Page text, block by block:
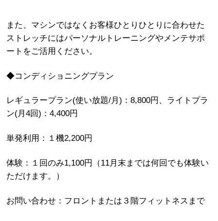
また、マシンではなくお客様ひとりひとりに合わせた
ストレッチにはパーソナルトレーニングやメンテサポ
ートをご活用ください。
◆コンディショニングプラン
レギュラープラン(使い放題/月)：8,800円、ライトプラ
ン(月4回)：4,400円
単発利用：１機2,200円
体験：１回のみ1,100円（11月末までは何回でも体験い
ただけます。）
お問い合わせ：フロントまたは３階フィットネスまで